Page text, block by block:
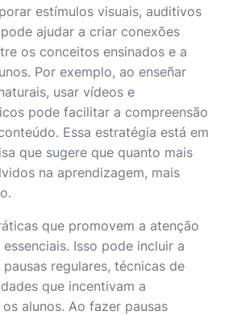
estímulos visuais, auditivos
ajudar a criar conexões
os conceitos ensinados e a
Por exemplo, ao enseñar
usar vídeos e
pode facilitar a compreensão
Essa estratégia está em
que sugere que quanto mais
na aprendizagem, mais
que promovem a atenção
Isso pode incluir a
regulares, técnicas de
que incentivam a
alunos. Ao fazer pausas